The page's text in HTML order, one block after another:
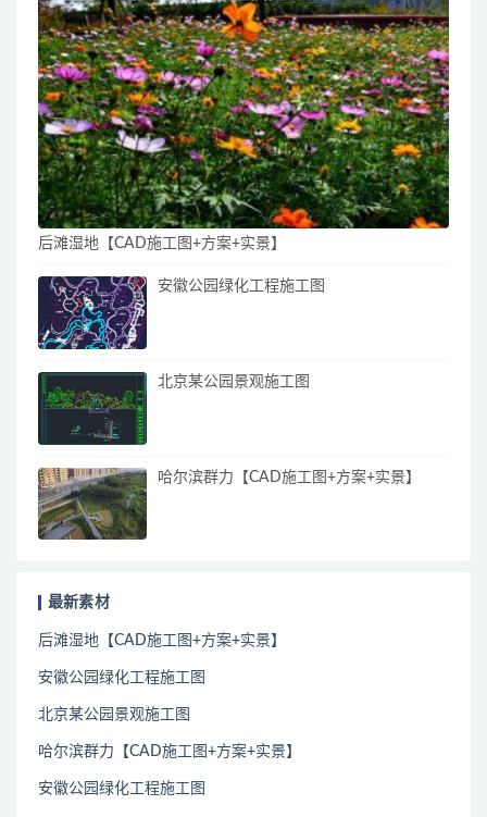
后滩湿地【CAD施工图+方案+实景】
安徽公园绿化工程施工图
北京某公园景观施工图
哈尔滨群力【CAD施工图+方案+实景】
最新素材
后滩湿地【CAD施工图+方案+实景】
安徽公园绿化工程施工图
北京某公园景观施工图
哈尔滨群力【CAD施工图+方案+实景】
安徽公园绿化工程施工图